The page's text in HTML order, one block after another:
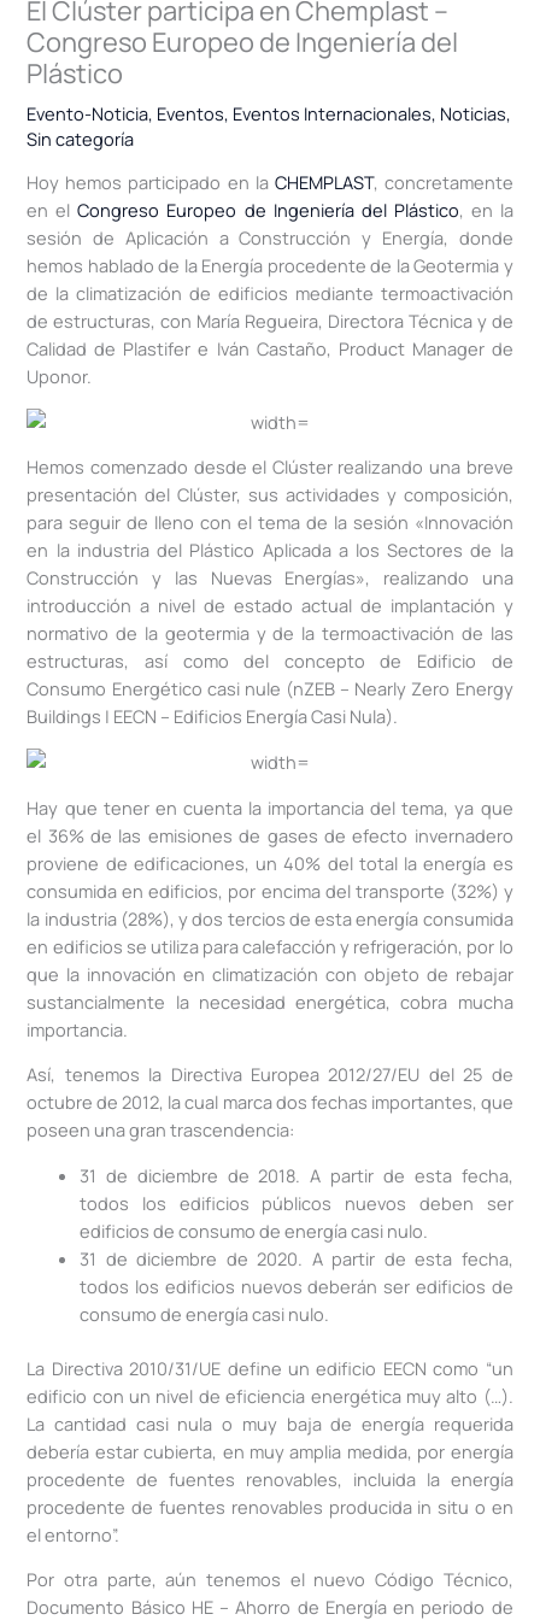
El Clúster participa en Chemplast –
Congreso Europeo de Ingeniería del
Plástico
Evento-Noticia, Eventos, Eventos Internacionales, Noticias,
Sin categoría
Hoy hemos participado en la CHEMPLAST, concretamente
en elCongreso Europeo de Ingeniería del Plástico, en la
sesión de Aplicación a Construcción y Energía, donde
hemos hablado de la Energía procedente de la Geotermia y
de la climatización de edificios mediante termoactivación
de estructuras, con María Regueira, Directora Técnica y de
Calidad de Plastifer e Iván Castaño, Product Manager de
Uponor.
Hemos comenzado desde el Clúster realizando una breve
presentación del Clúster, sus actividades y composición,
para seguir de lleno con el tema de la sesión «Innovación
en la industria del Plástico Aplicada a los Sectores de la
Construcción y las Nuevas Energías», realizando una
introducción a nivel de estado actual de implantación y
normativo de la geotermia y de la termoactivación de las
estructuras, así como del concepto de Edificio de
Consumo Energético casi nule (nZEB – Nearly Zero Energy
Buildings | EECN – Edificios Energía Casi Nula).
Hay que tener en cuenta la importancia del tema, ya que
el 36% de las emisiones de gases de efecto invernadero
proviene de edificaciones, un 40% del total la energía es
consumida en edificios, por encima del transporte (32%) y
la industria (28%), y dos tercios de esta energía consumida
en edificios se utiliza para calefacción y refrigeración, por lo
que la innovación en climatización con objeto de rebajar
sustancialmente la necesidad energética, cobra mucha
importancia.
Así, tenemos la Directiva Europea 2012/27/EU del 25 de
octubre de 2012, la cual marca dos fechas importantes, que
poseen una gran trascendencia:
31 de diciembre de 2018. A partir de esta fecha,
todos los edificios públicos nuevos deben ser
edificios de consumo de energía casi nulo.
31 de diciembre de 2020. A partir de esta fecha,
todos los edificios nuevos deberán ser edificios de
consumo de energía casi nulo.
La Directiva 2010/31/UE define un edificio EECN como “un
edificio con un nivel de eficiencia energética muy alto (…).
La cantidad casi nula o muy baja de energía requerida
debería estar cubierta, en muy amplia medida, por energía
procedente de fuentes renovables, incluida la energía
procedente de fuentes renovables producida in situ o en
el entorno”.
Por otra parte, aún tenemos el nuevo Código Técnico,
Documento Básico HE – Ahorro de Energía en periodo de